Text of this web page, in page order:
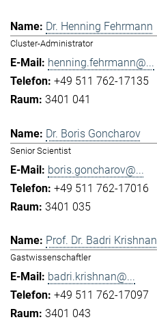
Dr. Henning Fehrmann
Cluster-Administrator
henning.fehrmann@...
+49 511 762-17135
3401 041
Dr. Boris Goncharov
Senior Scientist
boris.goncharov@...
+49 511 762-17016
3401 035
Prof. Dr. Badri Krishnan
Gastwissenschaftler
badri.krishnan@...
+49 511 762-17097
3401 043